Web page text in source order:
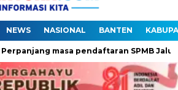
NEWS NASIONAL BANTEN
masa pendaftaran SPMB Jalur